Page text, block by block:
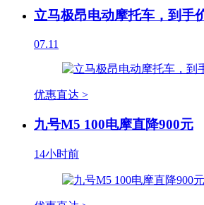
立马极昂电动摩托车，到手
07.11
优惠直达 >
九号M5 100电摩直降900元
14小时前